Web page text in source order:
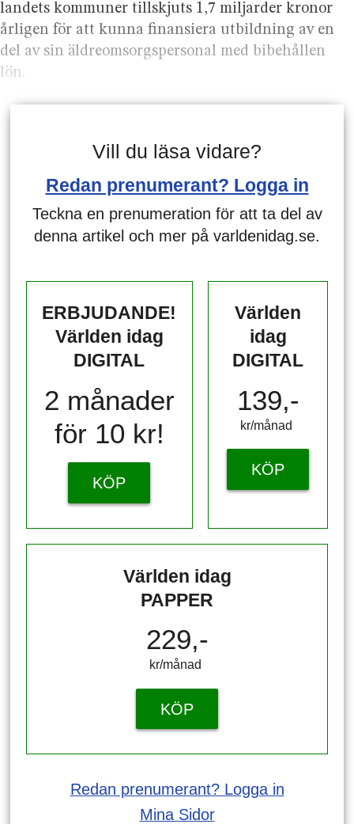
landets kommuner tillskjuts 1,7 miljarder kronor
årligen för att kunna finansiera utbildning av en
del av sin äldreomsorgspersonal med bibehållen
lön.
Vill du läsa vidare?
Redan prenumerant? Logga in
Teckna en prenumeration för att ta del av
denna artikel och mer på varldenidag.se.
ERBJUDANDE!
Världen idag
DIGITAL
2 månader
för 10 kr!
KÖP
Världen
idag
DIGITAL
139,-
kr/månad ​​​​​​
KÖP
Världen idag
PAPPER
229,-
kr/månad ​​​​​​
KÖP
Redan prenumerant? Logga in
Mina Sidor